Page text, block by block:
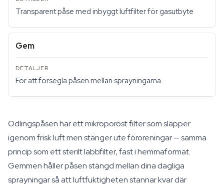
Transparent påse med inbyggt luftfilter för gasutbyte
Gem
För att försegla påsen mellan sprayningarna
Odlingspåsen har ett mikroporöst filter som släpper
igenom frisk luft men stänger ute föroreningar — samma
princip som ett sterilt labbfilter, fast i hemmaformat.
Gemmen håller påsen stängd mellan dina dagliga
sprayningar så att luftfuktigheten stannar kvar där